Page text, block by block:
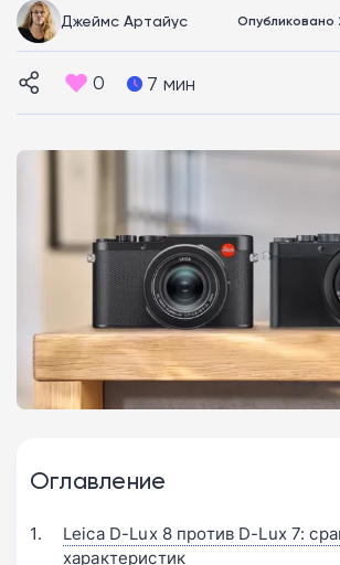
Джеймс Артайус Опубликовано
0 7 мин
Оглавление
Leica D-Lux 8 против D-Lux 7:
характеристик